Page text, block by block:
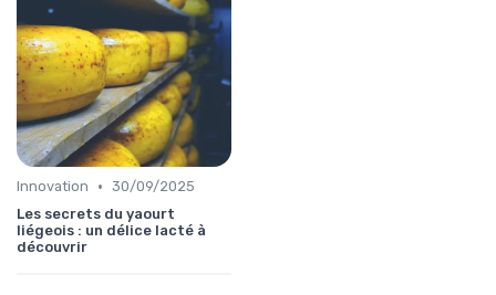
Innovation • 30/09/2025
Les secrets du yaourt
liégeois : un délice lacté à
découvrir